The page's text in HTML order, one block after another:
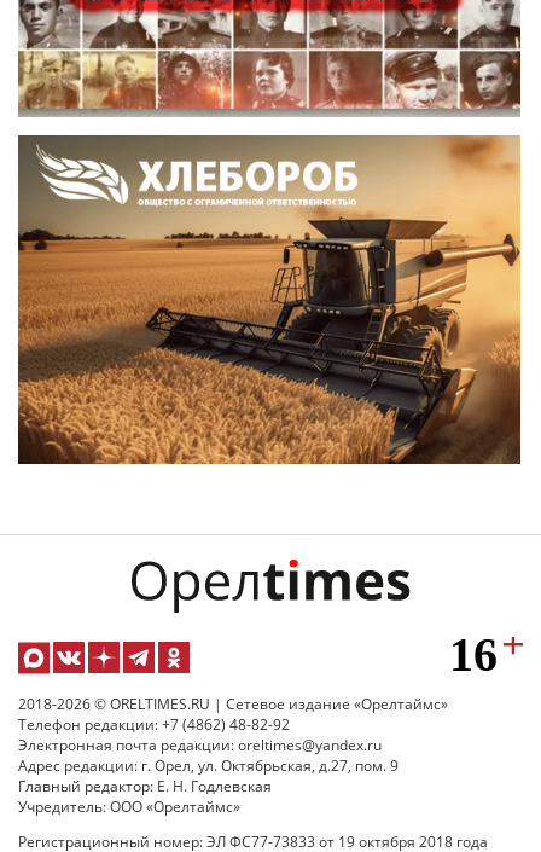
2018-2026 © ORELTIMES.RU | Сетевое издание «Орелтаймс»
Телефон редакции: +7 (4862) 48-82-92
Электронная почта редакции: oreltimes@yandex.ru
Адрес редакции: г. Орел, ул. Октябрьская, д.27, пом. 9
Главный редактор: Е. Н. Годлевская
Учредитель: ООО «Орелтаймс»
Регистрационный номер: ЭЛ ФС77-73833 от 19 октября 2018 года